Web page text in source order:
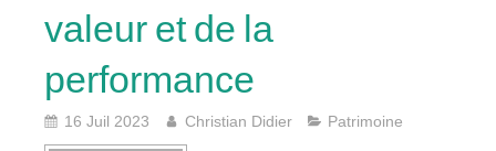
valeur et de la
performance
16 Juil 2023 Christian Didier Patrimoine